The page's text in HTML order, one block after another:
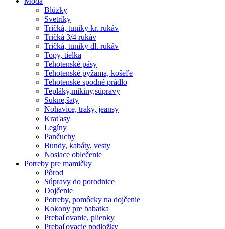
Blúzky
Svetríky
Tričká, tuniky kr. rukáv
Tričká 3/4 rukáv
Tričká, tuniky dl. rukáv
Topy, tielka
Tehotenské pásy
Tehotenské pyžama, košeľe
Tehotenské spodné prádlo
Tepláky,mikiny,súpravy
Sukne,šaty
Nohavice, traky, jeansy
Kraťasy
Legíny
Pančuchy
Bundy, kabáty, vesty
Nosiace oblečenie
Potreby pre mamičky
Pôrod
Súpravy do porodnice
Dojčenie
Potreby, pomôcky na dojčenie
Kokony pre babatka
Prebaľovanie, plienky
Prebaľovacie podložky